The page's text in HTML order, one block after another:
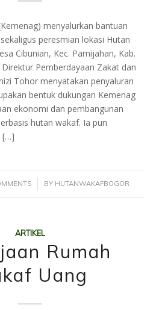
menyalurkan bantuan
peresmian lokasi Hutan
Cibunian, Kec. Pamijahan, Kab.
Pemberdayaan Zakat dan
Tohor menyatakan penyaluran
bentuk dukungan Kemenag
ekonomi dan pembangunan
hutan wakaf. Ia pun
[…]
BY HUTANWAKAFBOGOR
ARTIKEL
Rumah
Uang